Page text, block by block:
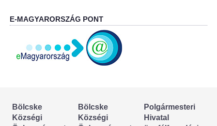
Könyvtár
Rákóczi Mozi
ESEMÉNYEK
E-MAGYARORSZÁG PONT
Bölcske
Községi
Bölcske
Községi
Polgármesteri
Hivatal